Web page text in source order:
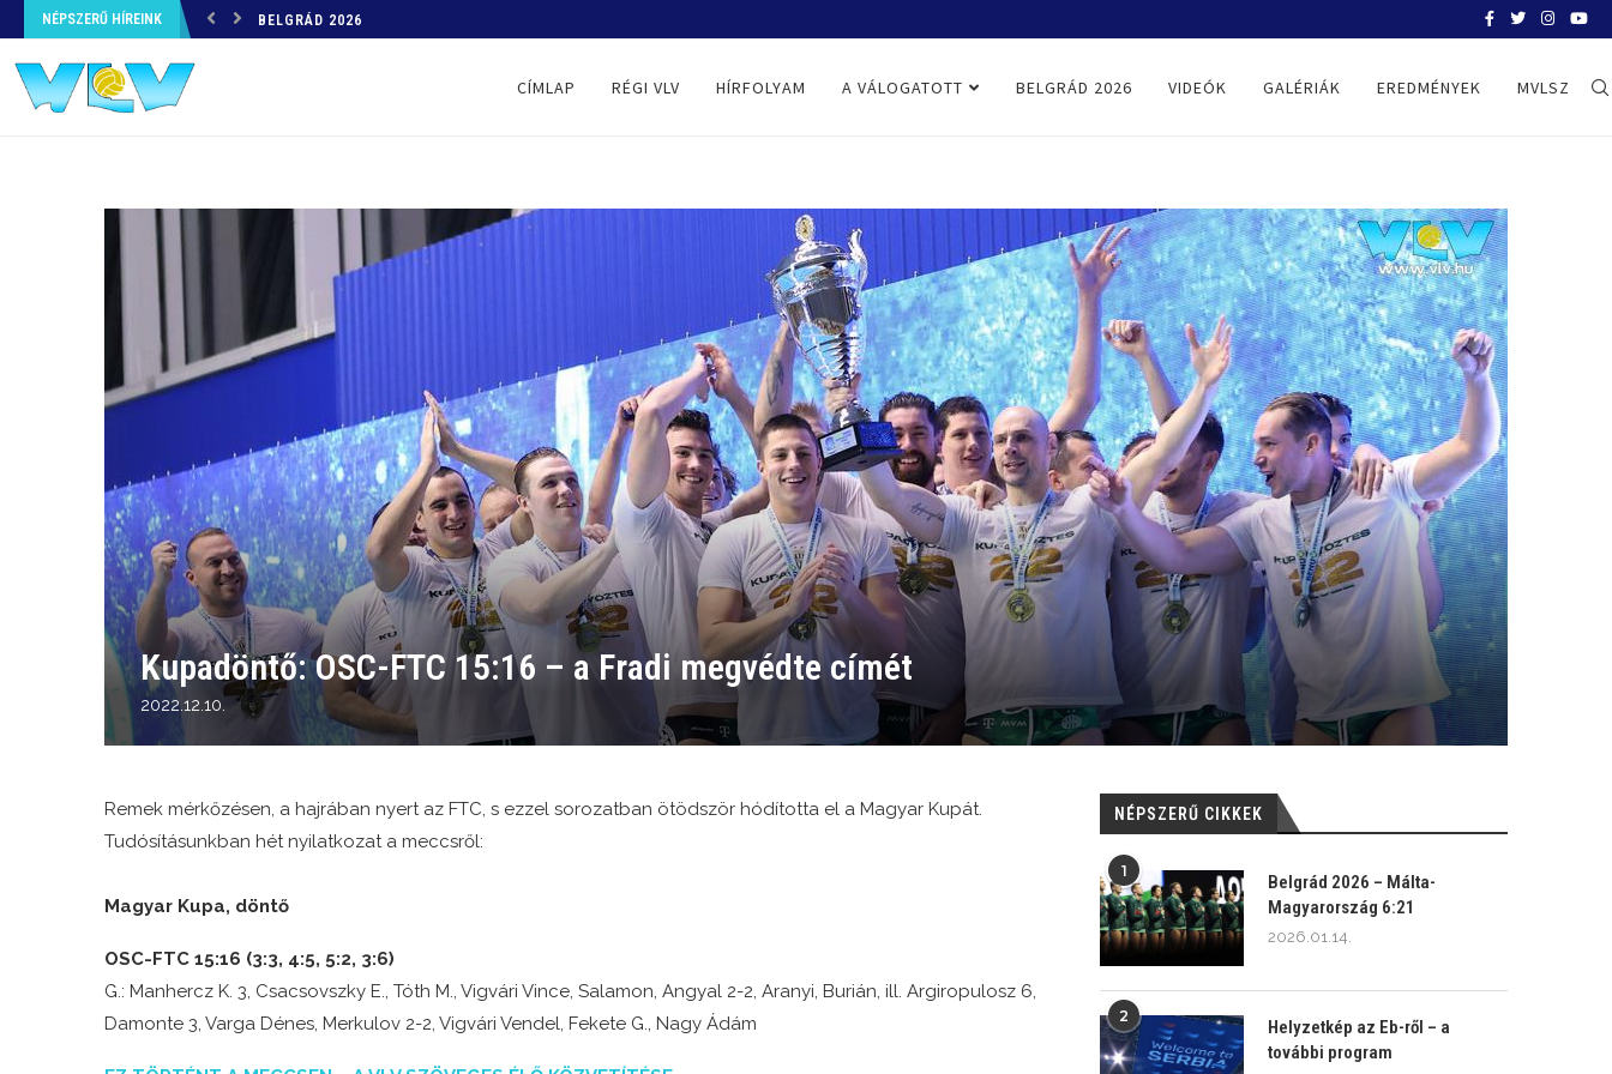
NÉPSZERŰ HÍREINK MÁLTA-MAGYARORSZÁG – ÉLŐ KÖZVETÍTÉS
CÍMLAP RÉGI VLV HÍRFOLYAM A VÁLOGATOTT BELGRÁD 2026 VIDEÓK GALÉRIÁK EREDMÉNYEK MVLSZ
Kupadöntő: OSC-FTC 15:16 – a Fradi megvédte címét
2022.12.10.
Remek mérkőzésen, a hajrában nyert az FTC, s ezzel sorozatban ötödször hódította el a Magyar Kupát.
Tudósításunkban hét nyilatkozat a meccsről:
Magyar Kupa, döntő
OSC-FTC 15:16 (3:3, 4:5, 5:2, 3:6)
G.: Manhercz K. 3, Csacsovszky E., Tóth M., Vigvári Vince, Salamon, Angyal 2-2, Aranyi, Burián, ill. Argiropulosz 6,
Damonte 3, Varga Dénes, Merkulov 2-2, Vigvári Vendel, Fekete G., Nagy Ádám
NÉPSZERŰ CIKKEK
1
Belgrád 2026 – Málta-
Magyarország 6:21
2026.01.14.
2
Helyzetkép az Eb-ről – a
további program